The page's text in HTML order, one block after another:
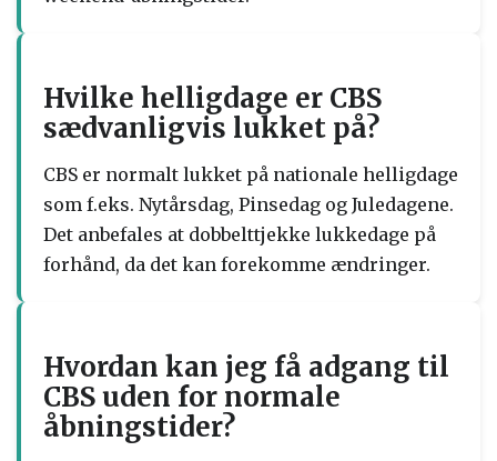
Hvilke helligdage er CBS
sædvanligvis lukket på?
CBS er normalt lukket på nationale helligdage
som f.eks. Nytårsdag, Pinsedag og Juledagene.
Det anbefales at dobbelttjekke lukkedage på
forhånd, da det kan forekomme ændringer.
Hvordan kan jeg få adgang til
CBS uden for normale
åbningstider?